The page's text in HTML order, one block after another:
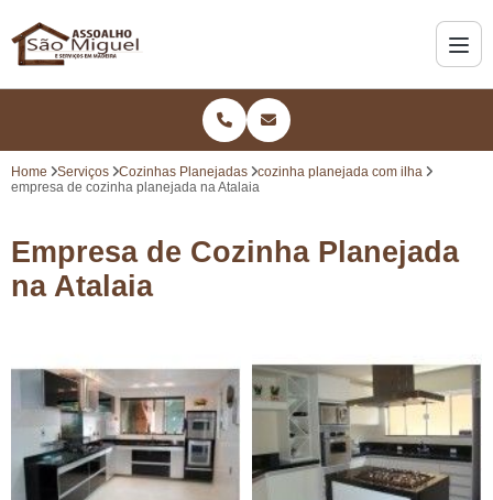
Home Serviços Cozinhas Planejadas
cozinha planejada com ilha
empresa de cozinha planejada na Atalaia
Empresa de Cozinha Planejada
na Atalaia